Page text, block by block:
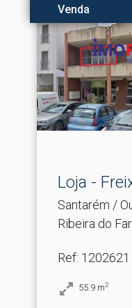
Venda
Loja -
Santarém /
Ribeira do
Ref: 1202621
55.9 m2